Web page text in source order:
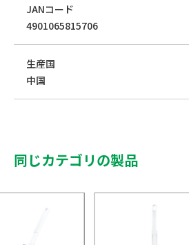
JANコード
4901065815706
生産国
中国
同じカテゴリの製品